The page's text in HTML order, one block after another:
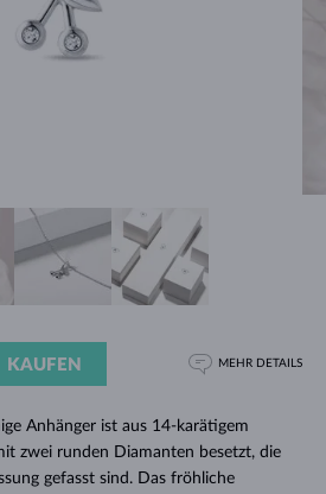
Anhänger ist aus 14-karätigem
zwei runden Diamanten besetzt, die
gefasst sind. Das fröhliche
KAUFEN MEHR DETAILS